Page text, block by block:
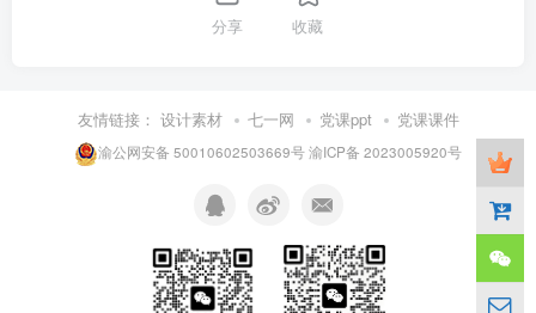
分享 收藏
友情链接： 设计素材 七一网 党课ppt 党课课件
渝公网安备 50010602503669号渝ICP备 2023005920号